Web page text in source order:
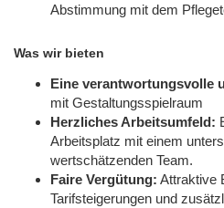
Abstimmung mit dem
Was wir bieten
Eine verantwortungsvolle
mit Gestaltungsspielraum
Herzliches Arbeitsumfeld:
Arbeitsplatz mit einem
wertschätzenden Team.
Faire Vergütung: Attraktive
Tarifsteigerungen und